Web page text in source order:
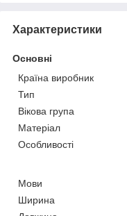
Характеристики
Основні
Країна виробник
Тип
Вікова група
Матеріал
Особливості
Мови
Ширина